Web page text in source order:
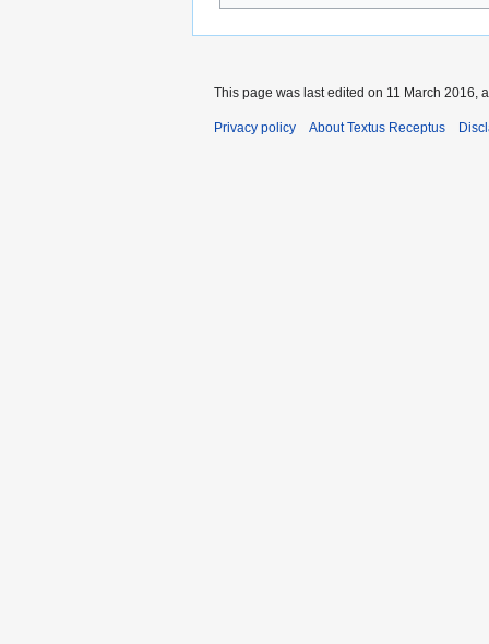
This page was last edited on 11 March 2016,
Privacy policy About Textus Receptus